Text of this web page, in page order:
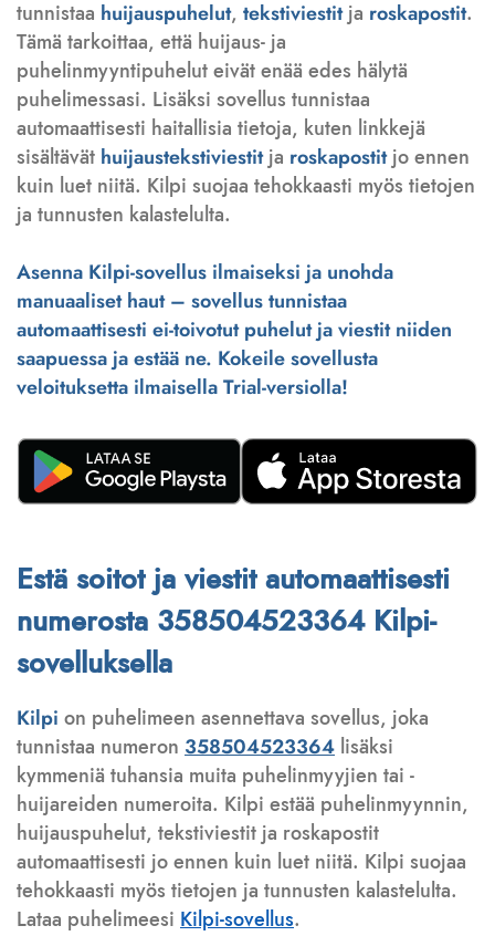
tunnistaa huijauspuhelut, tekstiviestitja roskapostit.
Tämä tarkoittaa, että huijaus- ja
puhelinmyyntipuhelut eivät enää edes hälytä
puhelimessasi. Lisäksi sovellus tunnistaa
automaattisesti haitallisia tietoja, kuten linkkejä
sisältävät huijaustekstiviestitja roskapostitjo ennen
kuin luet niitä. Kilpi suojaa tehokkaasti myös tietojen
ja tunnusten kalastelulta.
Asenna Kilpi-sovellus ilmaiseksi ja unohda
manuaaliset haut – sovellus tunnistaa
automaattisesti ei-toivotut puhelut ja viestit niiden
saapuessa ja estää ne. Kokeile sovellusta
veloituksetta ilmaisella Trial-versiolla!
Estä soitot ja viestit automaattisesti
numerosta 358504523364 Kilpi-
sovelluksella
Kilpi on puhelimeen asennettava sovellus, joka
tunnistaa numeron 358504523364 lisäksi
kymmeniä tuhansia muita puhelinmyyjien tai -
huijareiden numeroita. Kilpi estää puhelinmyynnin,
huijauspuhelut, tekstiviestit ja roskapostit
automaattisesti jo ennen kuin luet niitä. Kilpi suojaa
tehokkaasti myös tietojen ja tunnusten kalastelulta.
Lataa puhelimeesi Kilpi-sovellus.